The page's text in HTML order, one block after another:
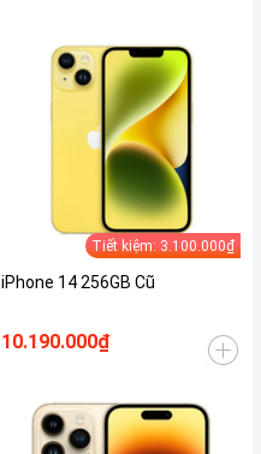
Tiết kiệm: 3.100.000₫
iPhone 14 256GB Cũ
10.190.000₫